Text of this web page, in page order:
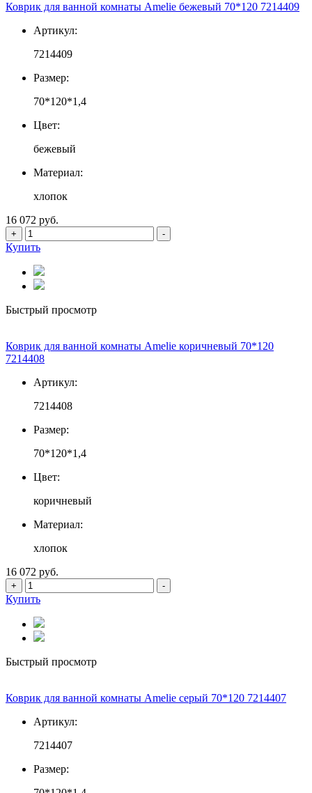
Коврик для ванной комнаты Amelie бежевый 70*120 7214409
Артикул:
7214409
Размер:
70*120*1,4
Цвет:
бежевый
Материал:
хлопок
16 072 руб.
+ -
Купить
Быстрый просмотр
Коврик для ванной комнаты Amelie коричневый 70*120
7214408
Артикул:
7214408
Размер:
70*120*1,4
Цвет:
коричневый
Материал:
хлопок
16 072 руб.
+ -
Купить
Быстрый просмотр
Коврик для ванной комнаты Amelie серый 70*120 7214407
Артикул:
7214407
Размер: